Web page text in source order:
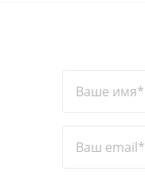
Ваше имя*
Ваш email*